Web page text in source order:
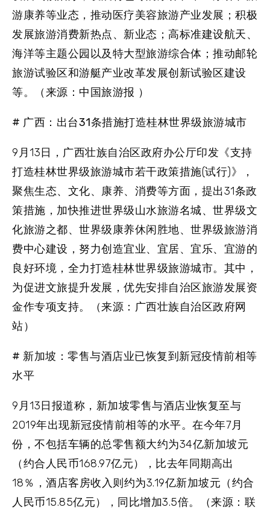
游康养等业态，推动医疗美容旅游产业发展；积极
发展旅游消费新热点、新业态；高标准建设航天、
海洋等主题公园以及特大型旅游综合体；推动邮轮
旅游试验区和游艇产业改革发展创新试验区建设
等。（来源：中国旅游报 ）
# 广西：出台31条措施打造桂林世界级旅游城市
9月13日，广西壮族自治区政府办公厅印发《支持
打造桂林世界级旅游城市若干政策措施(试行)》，
聚焦生态、文化、康养、消费等方面，提出31条政
策措施，加快推进世界级山水旅游名城、世界级文
化旅游之都、世界级康养休闲胜地、世界级旅游消
费中心建设，努力创造宜业、宜居、宜乐、宜游的
良好环境，全力打造桂林世界级旅游城市。其中，
为促进文旅提升发展，优先安排自治区旅游发展资
金作专项支持。（来源：广西壮族自治区政府网
站）
# 新加坡：零售与酒店业已恢复到新冠疫情前相等
水平
9月13日报道称，新加坡零售与酒店业恢复至与
2019年出现新冠疫情前相等的水平。在今年7月
份，不包括车辆的总零售额大约为34亿新加坡元
（约合人民币168.97亿元），比去年同期高出
18％，酒店客房收入则约为3.19亿新加坡元（约合
人民币15.85亿元），同比增加3.5倍。（来源：联